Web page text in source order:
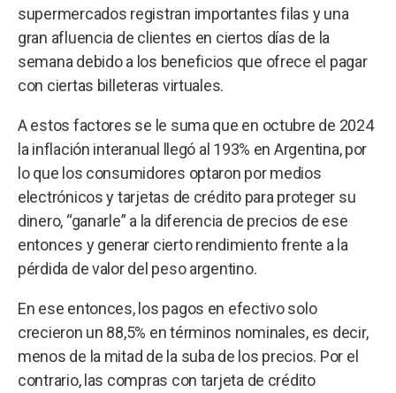
supermercados registran importantes filas y una
gran afluencia de clientes en ciertos días de la
semana debido a los beneficios que ofrece el pagar
con ciertas billeteras virtuales.
A estos factores se le suma que en octubre de 2024
la inflación interanual llegó al 193% en Argentina, por
lo que los consumidores optaron por medios
electrónicos y tarjetas de crédito para proteger su
dinero, “ganarle” a la diferencia de precios de ese
entonces y generar cierto rendimiento frente a la
pérdida de valor del peso argentino.
En ese entonces, los pagos en efectivo solo
crecieron un 88,5% en términos nominales, es decir,
menos de la mitad de la suba de los precios. Por el
contrario, las compras con tarjeta de crédito